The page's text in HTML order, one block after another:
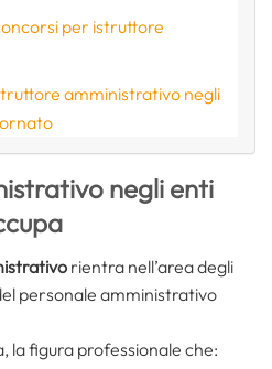
per istruttore
amministrativo negli
negli enti
rientra nell’area degli
personale amministrativo
la figura professionale che: